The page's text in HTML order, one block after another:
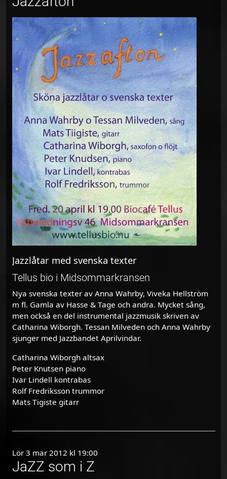
Jazzlåtar med svenska texter
Tellus bio i Midsommarkransen
Nya svenska texter av Anna Wahrby, Viveka Hellström
m fl. Gamla av Hasse & Tage och andra. Mycket sång,
men också en del instrumental jazzmusik skriven av
Catharina Wiborgh. Tessan Milveden och Anna Wahrby
sjunger med Jazzbandet Aprilvindar.
Catharina Wiborgh altsax
Peter Knutsen piano
Ivar Lindell kontrabas
Rolf Fredriksson trummor
Mats Tigiste gitarr
Lör 3 mar 2012 kl 19:00
JaZZ som i Z